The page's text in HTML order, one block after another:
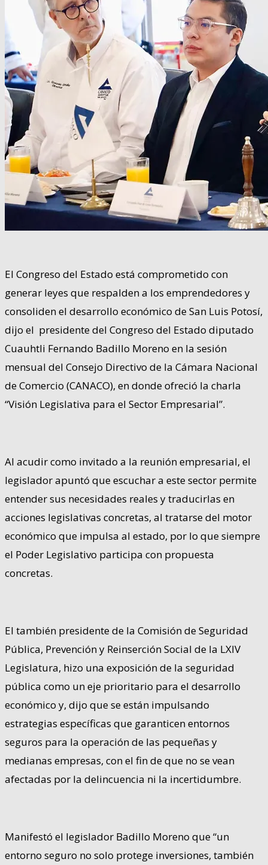
El Congreso del Estado está comprometido con
generar leyes que respalden a los emprendedores y
consoliden el desarrollo económico de San Luis Potosí,
dijo el presidente del Congreso del Estado diputado
Cuauhtli Fernando Badillo Moreno en la sesión
mensual del Consejo Directivo de la Cámara Nacional
de Comercio (CANACO), en donde ofreció la charla
“Visión Legislativa para el Sector Empresarial”.
Al acudir como invitado a la reunión empresarial, el
legislador apuntó que escuchar a este sector permite
entender sus necesidades reales y traducirlas en
acciones legislativas concretas, al tratarse del motor
económico que impulsa al estado, por lo que siempre
el Poder Legislativo participa con propuesta
concretas.
El también presidente de la Comisión de Seguridad
Pública, Prevención y Reinserción Social de la LXIV
Legislatura, hizo una exposición de la seguridad
pública como un eje prioritario para el desarrollo
económico y, dijo que se están impulsando
estrategias específicas que garanticen entornos
seguros para la operación de las pequeñas y
medianas empresas, con el fin de que no se vean
afectadas por la delincuencia ni la incertidumbre.
Manifestó el legislador Badillo Moreno que “un
entorno seguro no solo protege inversiones, también